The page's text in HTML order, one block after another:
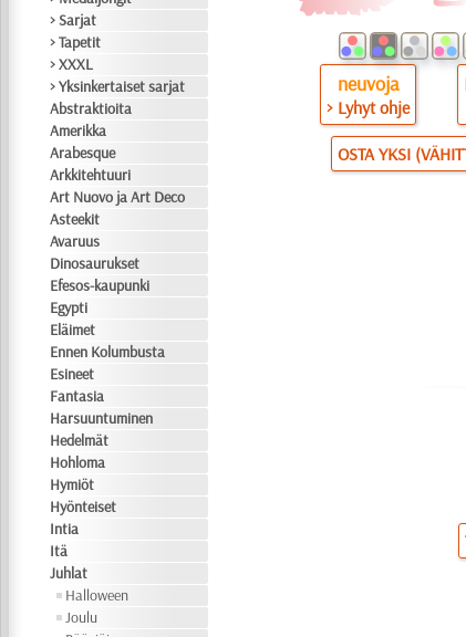
> Sarjat
> Tapetit
> XXXL
> Yksinkertaiset sarjat
Abstraktioita
Amerikka
Arabesque
Arkkitehtuuri
Art Nuovo ja Art Deco
Asteekit
Avaruus
Dinosaurukset
Efesos-kaupunki
Egypti
Eläimet
Ennen Kolumbusta
Esineet
Fantasia
Harsuuntuminen
Hedelmät
Hohloma
Hymiöt
Hyönteiset
Intia
Itä
Juhlat
Halloween
Joulu
neuvoja
> Lyhyt ohje
OSTA YKSI